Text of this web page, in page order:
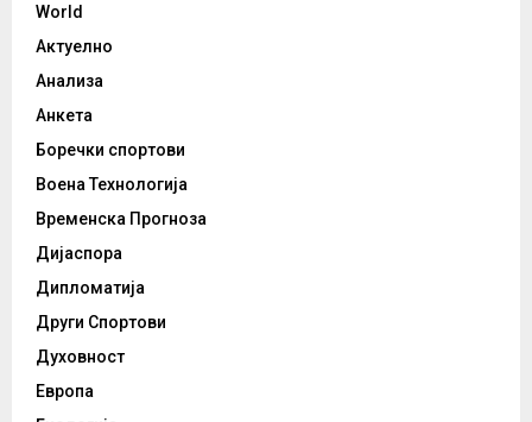
World
Актуелно
Анализа
Анкета
Боречки спортови
Воена Технологија
Временска Прогноза
Дијаспора
Дипломатија
Други Спортови
Духовност
Европа